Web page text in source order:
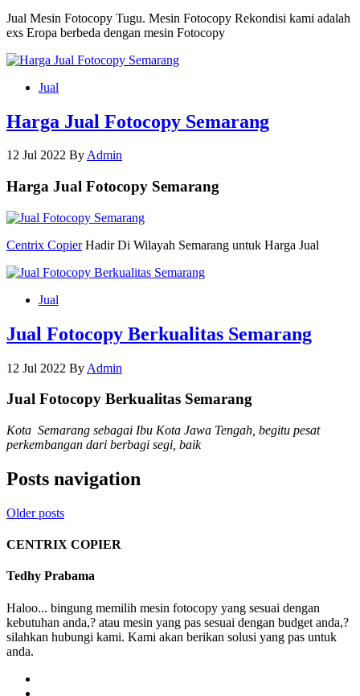
Jual Mesin Fotocopy Tugu. Mesin Fotocopy Rekondisi kami adalah
exs Eropa berbeda dengan mesin Fotocopy
Jual
Harga Jual Fotocopy Semarang
12 Jul 2022 ByAdmin
Harga Jual Fotocopy Semarang
Centrix CopierHadir Di Wilayah Semarang untuk Harga Jual
Jual
Jual Fotocopy Berkualitas Semarang
12 Jul 2022 By Admin
Jual Fotocopy Berkualitas Semarang
Kota Semarang sebagai Ibu Kota Jawa Tengah, begitu pesat
perkembangan dari berbagi segi, baik
Posts navigation
Older posts
CENTRIX COPIER
Tedhy Prabama
Haloo... bingung memilih mesin fotocopy yang sesuai dengan
kebutuhan anda,? atau mesin yang pas sesuai dengan budget anda,?
silahkan hubungi kami. Kami akan berikan solusi yang pas untuk
anda.